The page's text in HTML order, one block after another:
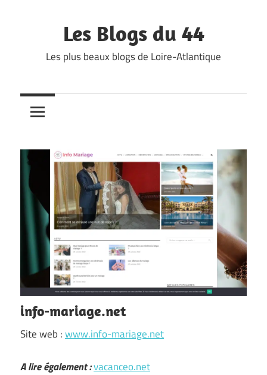
Les Blogs du 44
Les plus beaux blogs de Loire-Atlantique
info-mariage.net
Site web :www.info-mariage.net
A lire également :vacanceo.net